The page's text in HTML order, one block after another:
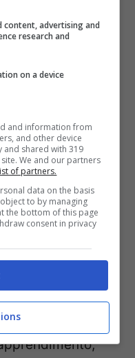
alla fuga davanti alla
di fallire, o
da esperienze
Genitori
content, advertising and
research and
on a device
and information from
and other device
and shared with 319
We and our partners
of partners.
data on the basis
to by managing
the bottom of this page
consent in privacy